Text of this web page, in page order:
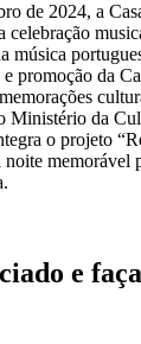
de 2024, a
celebração
música
promoção da
Ministério da
o projeto
noite memorável
e